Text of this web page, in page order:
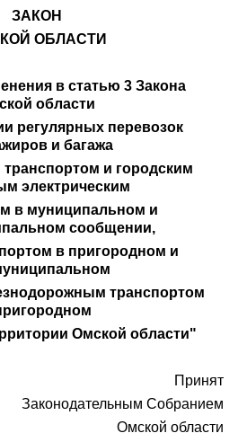
ЗАКОН
ОБЛАСТИ
в статью 3 Закона
области
регулярных перевозок
и багажа
и городским
электрическим
в муниципальном и
сообщении,
в пригородном и
транспортом
Омской области"
Принят
Законодательным Собранием
Омской области